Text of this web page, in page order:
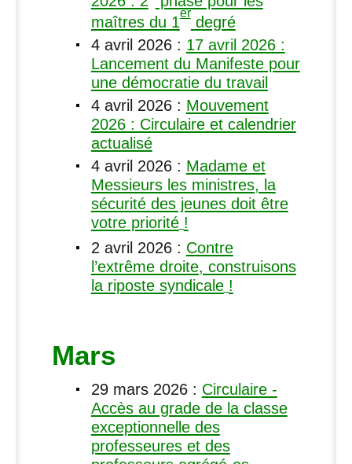
maîtres du 1
er
degré
4 avril 2026: 17 avril 2026 :
Lancement du Manifeste pour
une démocratie du travail
4 avril 2026: Mouvement
2026 : Circulaire et calendrier
actualisé
4 avril 2026: Madame et
Messieurs les ministres, la
sécurité des jeunes doit être
votre priorité !
2 avril 2026: Contre
l’extrême droite, construisons
la riposte syndicale !
Mars
29 mars 2026: Circulaire -
Accès au grade de la classe
exceptionnelle des
professeures et des